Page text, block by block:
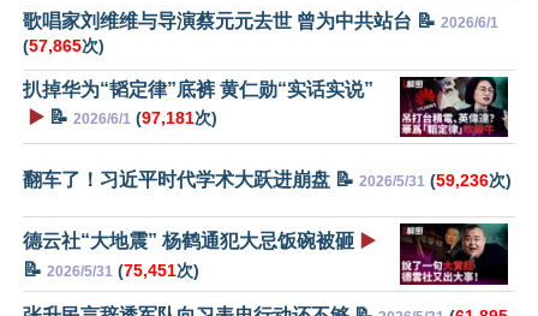
歌唱家刘维维与导演蔡元元去世 曾为中共站台 📝 2026/6/1
(57,865次)
扒掉华为“韬定律”底裤 黄仁勋“实话实说”
▶️ 📝 2026/6/1 (97,181次)
翻车了！习近平时代学术大跃进崩盘 📝 2026/5/31 (59,236次)
德云社“大地震” 杨鹤通犯大忌饭碗被砸 ▶️
📝 2026/5/31 (75,451次)